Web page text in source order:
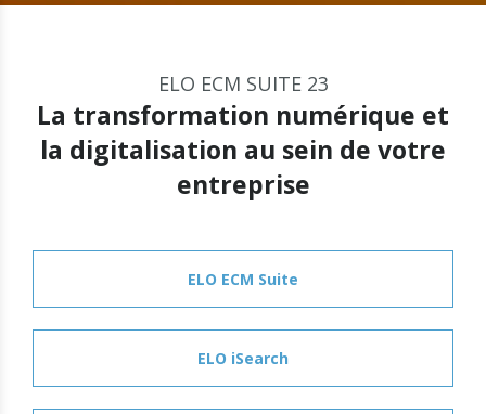
ELO ECM SUITE 23
La transformation numérique et
la digitalisation au sein de votre
entreprise
ELO ECM Suite
ELO iSearch